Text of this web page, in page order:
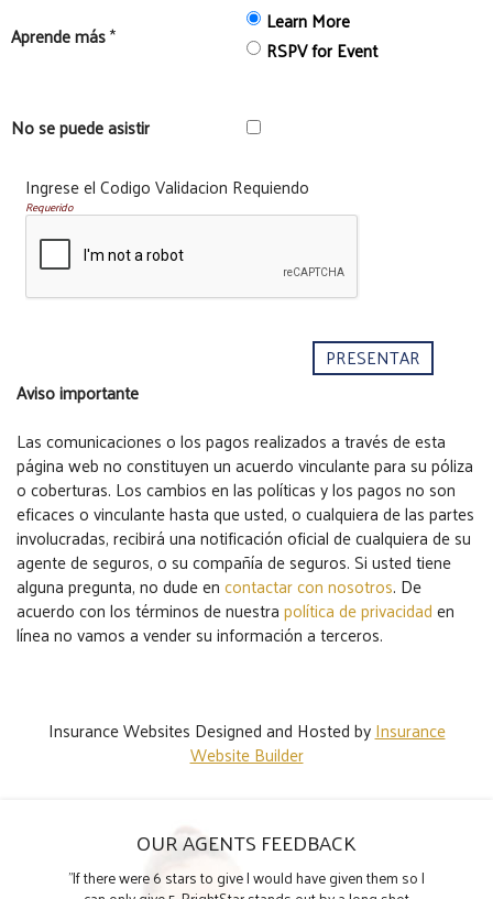
Aprende más*
Learn More
RSPV for Event
No se puede asistir
Ingrese el Codigo Validacion Requiendo
Requerido
Aviso importante
Las comunicaciones o los pagos realizados a través de esta
página web no constituyen un acuerdo vinculante para su póliza
o coberturas. Los cambios en las políticas y los pagos no son
eficaces o vinculante hasta que usted, o cualquiera de las partes
involucradas, recibirá una notificación oficial de cualquiera de su
agente de seguros, o su compañía de seguros. Si usted tiene
alguna pregunta, no dude encontactar con nosotros. De
acuerdo con los términos de nuestrapolítica de privacidaden
línea no vamos a vender su información a terceros.
Insurance Websites Designed and Hosted byInsurance
Website Builder
OUR AGENTS FEEDBACK
"If there were 6 stars to give I would have given them so I